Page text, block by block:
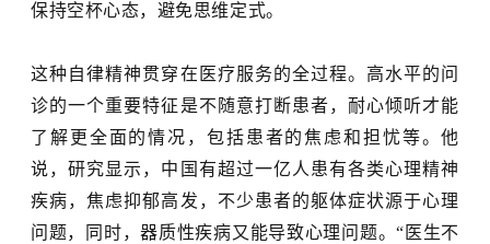
保持空杯心态，避免思维定式。
这种自律精神贯穿在医疗服务的全过程。高水平的问
诊的一个重要特征是不随意打断患者，耐心倾听才能
了解更全面的情况，包括患者的焦虑和担忧等。他
说，研究显示，中国有超过一亿人患有各类心理精神
疾病，焦虑抑郁高发，不少患者的躯体症状源于心理
问题，同时，器质性疾病又能导致心理问题。“医生不